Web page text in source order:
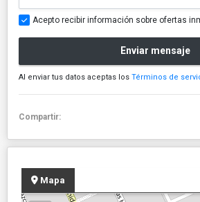
Acepto recibir información sobre ofertas
Enviar mensaje
Al enviar tus datos aceptas los Términos de
Compartir:
Mapa